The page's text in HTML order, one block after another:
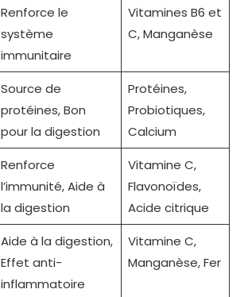
Renforce le
système
immunitaire
Vitamines B6 et
C, Manganèse
Source de
protéines, Bon
pour la digestion
Protéines,
Probiotiques,
Calcium
Renforce
l’immunité, Aide à
la digestion
Vitamine C,
Flavonoïdes,
Acide citrique
Aide à la digestion,
Effet anti-
inflammatoire
Vitamine C,
Manganèse, Fer